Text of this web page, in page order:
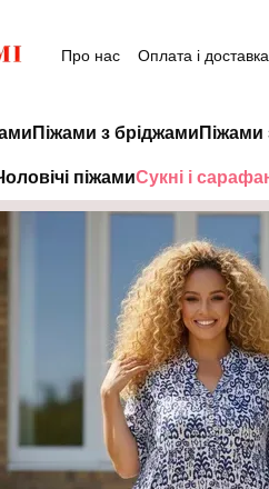
контенту
Про нас Оплата і доставка
Піжами з бріджами
піжамиСукні і